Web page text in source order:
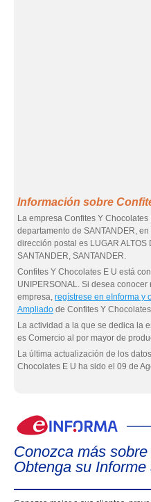
Información sobre
La empresa Confites Y
departamento de SANTANDER,
dirección postal es LUGAR ALTOS
SANTANDER, SANTANDER.
Confites Y Chocolates E U está
UNIPERSONAL. Si desea
empresa, regístrese en eInforma y
Ampliado de Confites Y
La actividad a la que se dedica la
es Comercio al por mayor de
La última actualización de los
Chocolates E U ha sido el 09 de
Conozca más
Obtenga su Informe